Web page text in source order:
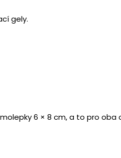
gely.
6 × 8 cm, a to pro oba